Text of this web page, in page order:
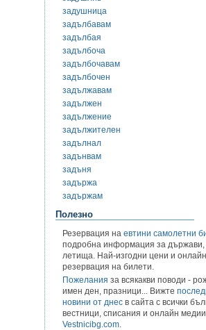
задушница
задълбавам
задълбая
задълбоча
задълбочавам
задълбочен
задължавам
задължен
задължение
задължителен
задълнал
задънвам
задъня
задържа
задържам
Полезно
Резервация на евтини самолетни
подробна информация за държави,
летища. Най-изгодни цени и онлайн
резервация на билети.
Пожелания за всякакви поводи -
имен ден, празници... Вижте
новини от днес в сайта с всички
вестници, списания и онлайн
Vestnicibg.com.